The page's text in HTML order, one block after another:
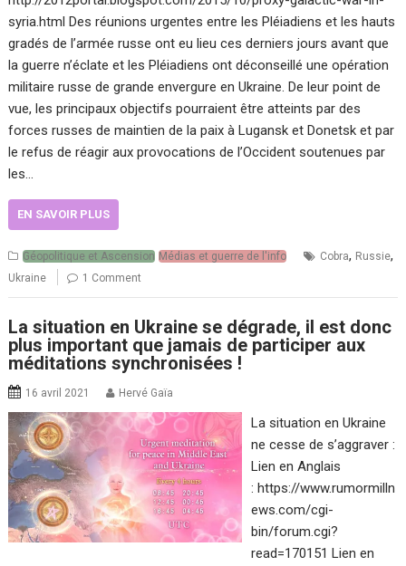
syria.html Des réunions urgentes entre les Pléiadiens et les hauts
gradés de l’armée russe ont eu lieu ces derniers jours avant que
la guerre n’éclate et les Pléiadiens ont déconseillé une opération
militaire russe de grande envergure en Ukraine. De leur point de
vue, les principaux objectifs pourraient être atteints par des
forces russes de maintien de la paix à Lugansk et Donetsk et par
le refus de réagir aux provocations de l’Occident soutenues par
les…
EN SAVOIR PLUS
Géopolitique et Ascension Médias et guerre de l'info Cobra, Russie,
Ukraine 1 Comment
La situation en Ukraine se dégrade, il est donc
plus important que jamais de participer aux
méditations synchronisées !
16 avril 2021 Hervé Gaïa
La situation en Ukraine
ne cesse de s’aggraver :
Lien en Anglais
: https://www.rumormilln
ews.com/cgi-
bin/forum.cgi?
read=170151 Lien en